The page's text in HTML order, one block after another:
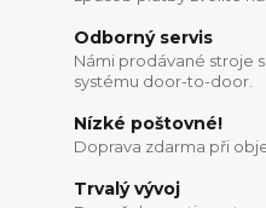
Odborný servis
Námi prodávané stroje
systému door-to-door.
Nízké poštovné!
Doprava zdarma při
Trvalý vývoj